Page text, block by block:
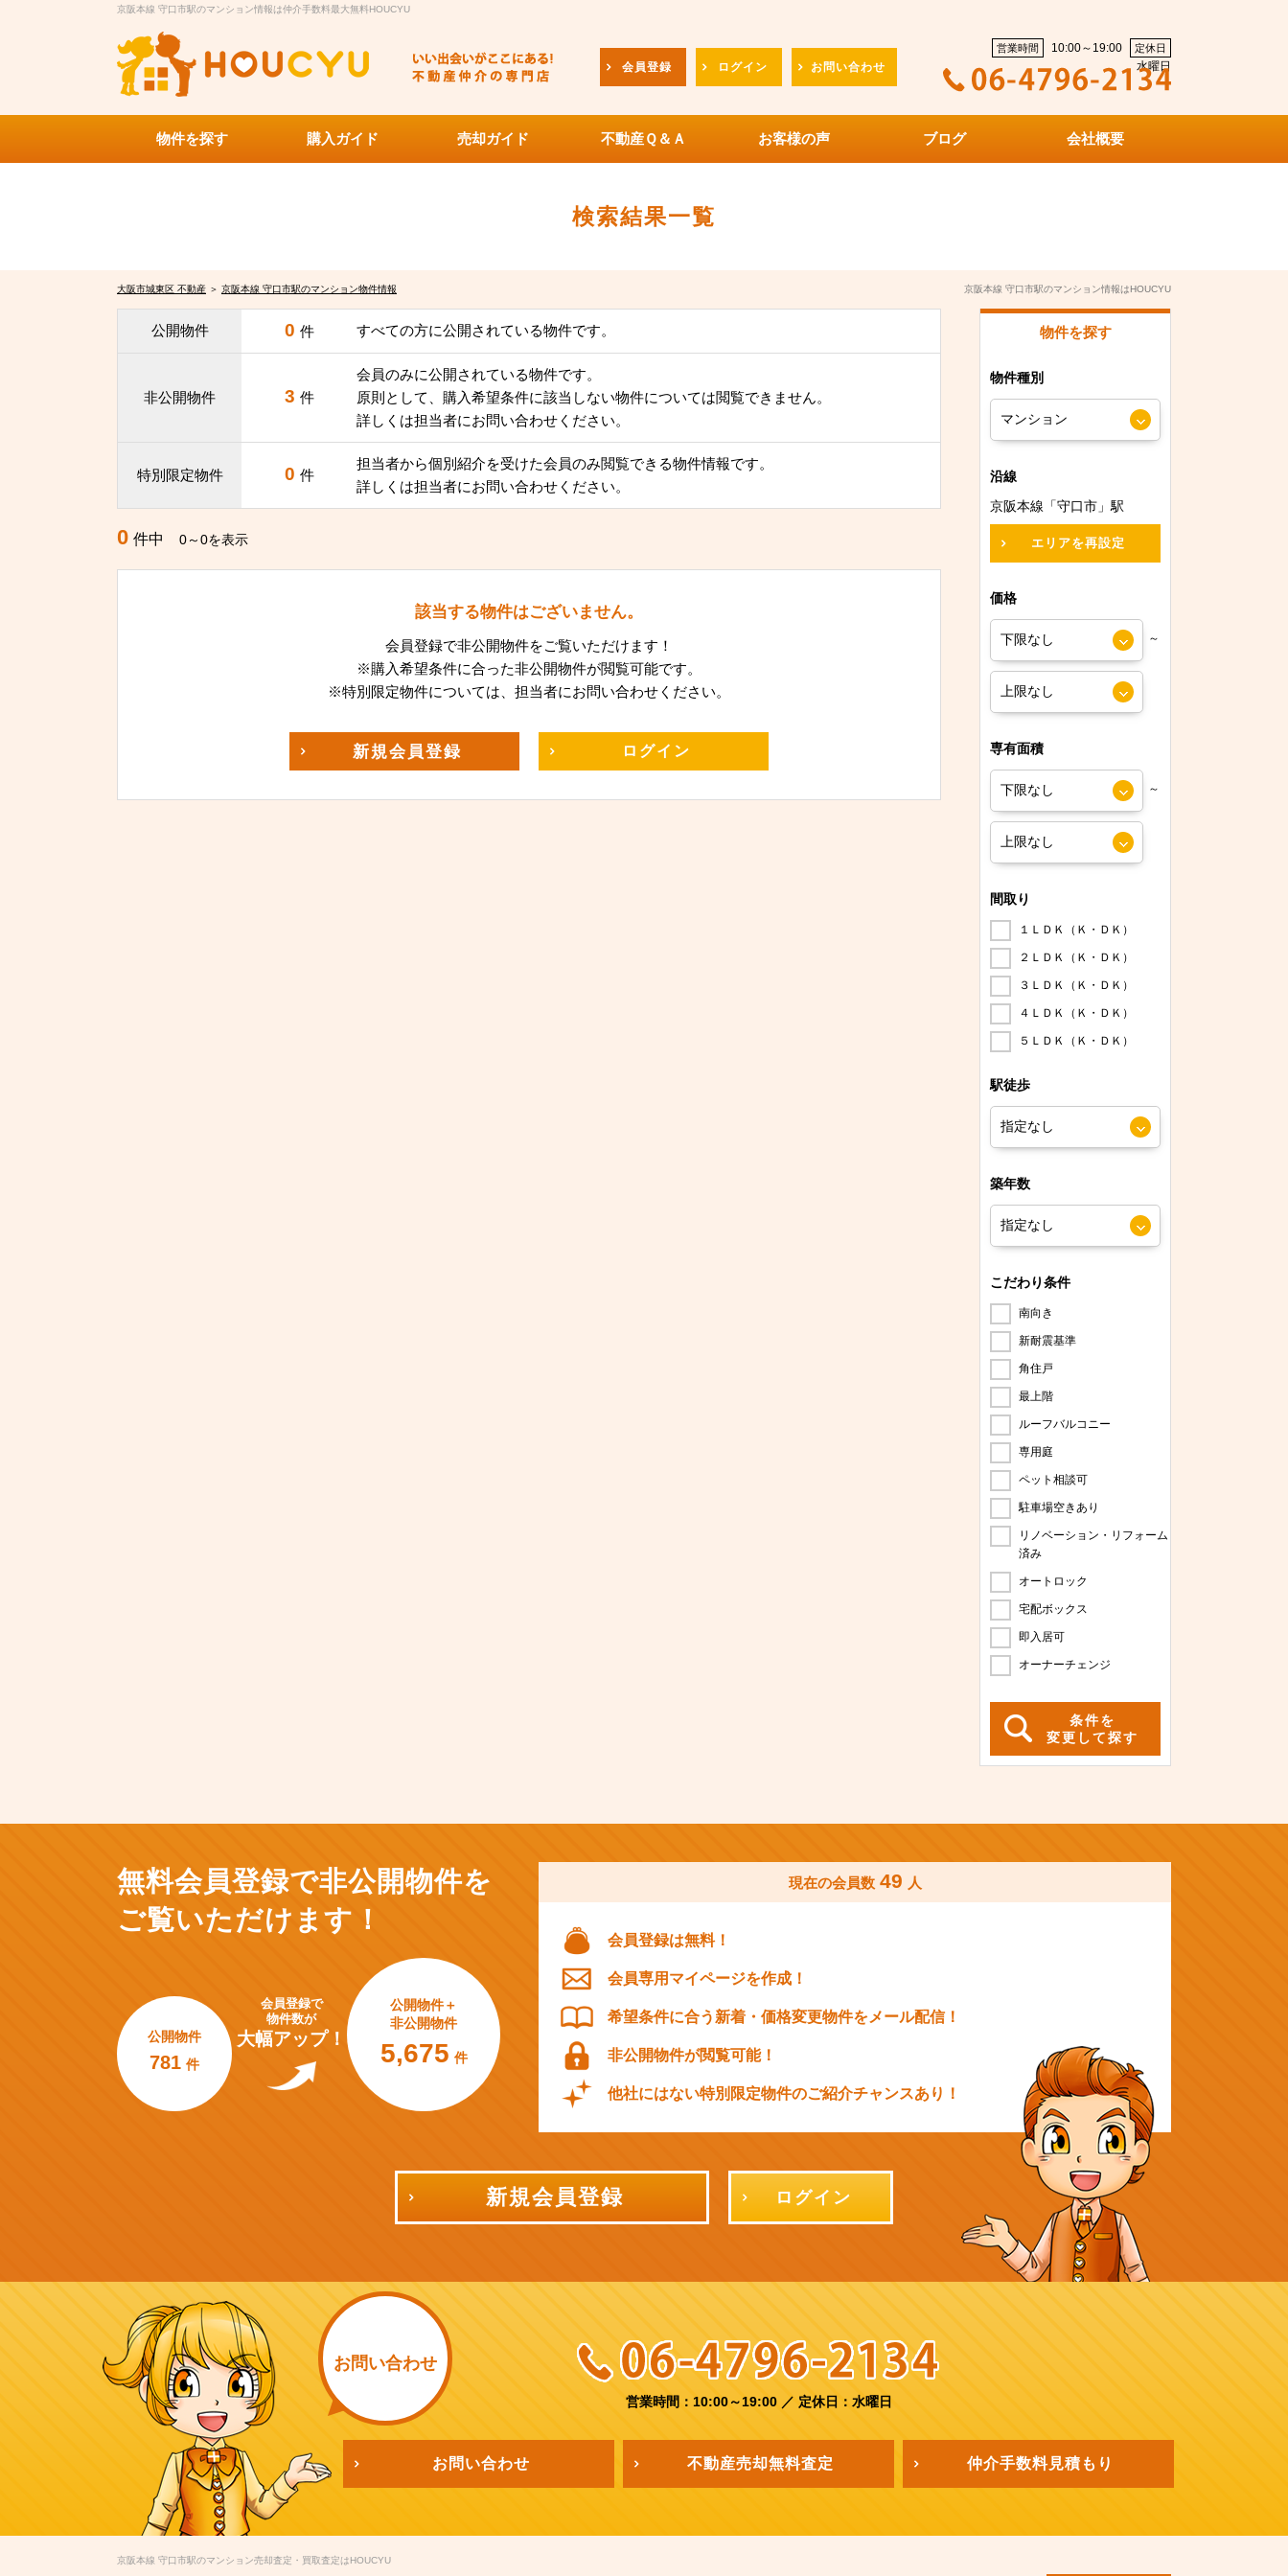
京阪本線 守口市駅のマンション情報は仲介手数料最大無料HOUCYU
会員登録 ログイン お問い合わせ
営業時間 10:00～19:00 定休日
水曜日
物件を探す 購入ガイド 売却ガイド 不動産Ｑ＆Ａ お客様の声 ブログ 会社概要
検索結果一覧
大阪市城東区 不動産 ＞ 京阪本線 守口市駅のマンション物件情報 京阪本線 守口市駅のマンション情報はHOUCYU
公開物件 0 件 すべての方に公開されている物件です。
非公開物件 3 件
会員のみに公開されている物件です。
原則として、購入希望条件に該当しない物件については閲覧できません。
詳しくは担当者にお問い合わせください。
特別限定物件 0 件
担当者から個別紹介を受けた会員のみ閲覧できる物件情報です。
詳しくは担当者にお問い合わせください。
0 件中 0～0を表示
該当する物件はございません。
会員登録で非公開物件をご覧いただけます！
※購入希望条件に合った非公開物件が閲覧可能です。
※特別限定物件については、担当者にお問い合わせください。
新規会員登録 ログイン
物件を探す
物件種別
沿線
京阪本線「守口市」駅
エリアを再設定
価格
～
専有面積
～
間取り
１ＬＤＫ（Ｋ・ＤＫ）
２ＬＤＫ（Ｋ・ＤＫ）
３ＬＤＫ（Ｋ・ＤＫ）
４ＬＤＫ（Ｋ・ＤＫ）
５ＬＤＫ（Ｋ・ＤＫ）
駅徒歩
築年数
こだわり条件
南向き
新耐震基準
角住戸
最上階
ルーフバルコニー
専用庭
ペット相談可
駐車場空きあり
リノベーション・リフォーム
済み
オートロック
宅配ボックス
即入居可
オーナーチェンジ
条件を
変更して探す
無料会員登録で非公開物件を
ご覧いただけます！
会員登録で
物件数が
大幅アップ！
公開物件
781 件
公開物件＋
非公開物件
5,675 件
現在の会員数 49 人
会員登録は無料！
会員専用マイページを作成！
希望条件に合う新着・価格変更物件をメール配信！
非公開物件が閲覧可能！
他社にはない特別限定物件のご紹介チャンスあり！
新規会員登録 ログイン
お問い合わせ
営業時間：10:00～19:00 ／ 定休日：水曜日
お問い合わせ 不動産売却無料査定 仲介手数料見積もり
京阪本線 守口市駅のマンション売却査定・買取査定はHOUCYU